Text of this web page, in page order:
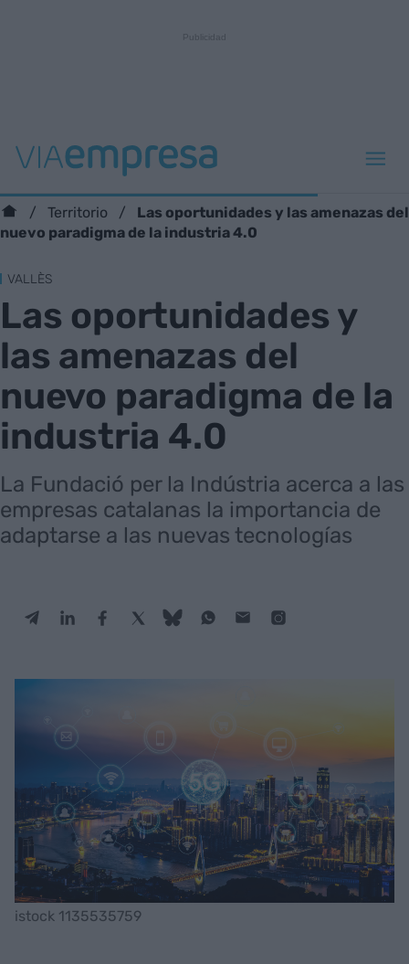
Territorio
Las oportunidades y las amenazas del
nuevo paradigma de la industria 4.0
VALLÈS
Las oportunidades y
las amenazas del
nuevo paradigma de la
industria 4.0
La Fundació per la Indústria acerca a las
empresas catalanas la importancia de
adaptarse a las nuevas tecnologías
istock 1135535759